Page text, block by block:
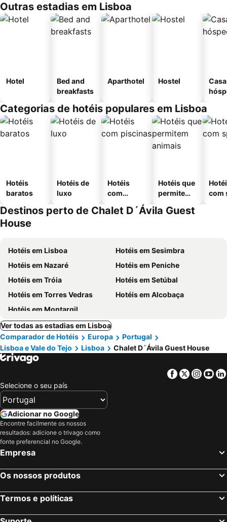
Outras estadias em Lisboa
Hotel
Bed and
breakfasts
Aparthotel Hostel
Categorias de hotéis populares em Lisboa
Hotéis
baratos
Hotéis de
luxo
Hotéis
com
Hotéis que
permitem
com
Destinos perto de Chalet D´Ávila Guest
House
Hotéis em Lisboa
Hotéis em Sesimbra
Hotéis em Nazaré
Hotéis em Peniche
Hotéis em Tróia
Hotéis em Setúbal
Hotéis em Torres Vedras
Hotéis em Alcobaça
Hotéis em Montargil
Ver todas as estadias em Lisboa
Comparador de Hotéis
Europa
Portugal
Lisboa e Vale do Tejo
Lisboa Chalet D´Ávila Guest House
Facebook
Twitter
Selecione o seu país
Adicionar no Google
Encontre facilmente os nossos
resultados: adicione o trivago como
fonte preferencial no Google.
Empresa
Os nossos produtos
Termos e políticas